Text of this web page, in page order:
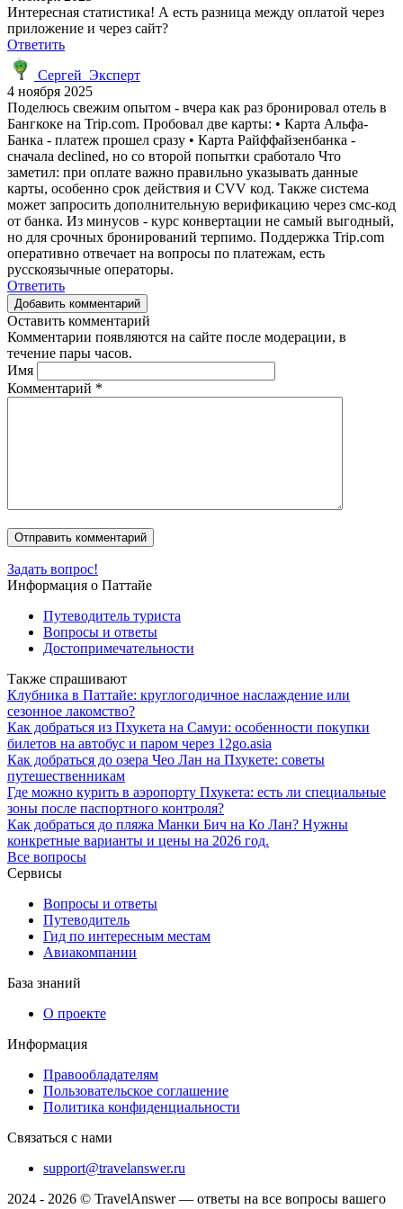
Интересная статистика! А есть разница между оплатой через
приложение и через сайт?
Ответить
Сергей_Эксперт
4 ноября 2025
Поделюсь свежим опытом - вчера как раз бронировал отель в
Бангкоке на Trip.com. Пробовал две карты: • Карта Альфа-
Банка - платеж прошел сразу • Карта Райффайзенбанка -
сначала declined, но со второй попытки сработало Что
заметил: при оплате важно правильно указывать данные
карты, особенно срок действия и CVV код. Также система
может запросить дополнительную верификацию через смс-код
от банка. Из минусов - курс конвертации не самый выгодный,
но для срочных бронирований терпимо. Поддержка Trip.com
оперативно отвечает на вопросы по платежам, есть
русскоязычные операторы.
Ответить
Добавить комментарий
Оставить комментарий
Комментарии появляются на сайте после модерации, в
течение пары часов.
Имя
Комментарий *
Задать вопрос!
Информация о Паттайе
Путеводитель туриста
Вопросы и ответы
Достопримечательности
Также спрашивают
Клубника в Паттайе: круглогодичное наслаждение или
сезонное лакомство?
Как добраться из Пхукета на Самуи: особенности покупки
билетов на автобус и паром через 12go.asia
Как добраться до озера Чео Лан на Пхукете: советы
путешественникам
Где можно курить в аэропорту Пхукета: есть ли специальные
зоны после паспортного контроля?
Как добраться до пляжа Манки Бич на Ко Лан? Нужны
конкретные варианты и цены на 2026 год.
Все вопросы
Сервисы
Вопросы и ответы
Путеводитель
Гид по интересным местам
Авиакомпании
База знаний
О проекте
Информация
Правообладателям
Пользовательское соглашение
Политика конфиденциальности
Связаться с нами
support@travelanswer.ru
2024 - 2026 © TravelAnswer — ответы на все вопросы вашего